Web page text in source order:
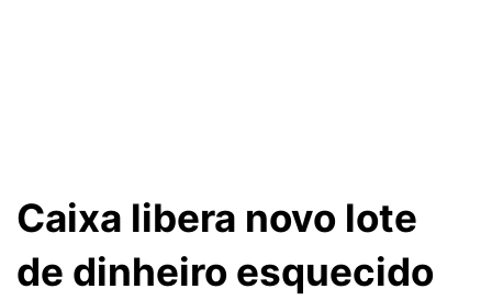
Caixa libera novo lote
de dinheiro esquecido